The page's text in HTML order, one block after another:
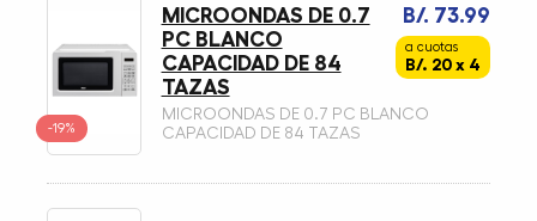
-19%
B/. 73.99
a cuotas
B/. 20 x 4
MICROONDAS DE 0.7
PC BLANCO
CAPACIDAD DE 84
TAZAS
MICROONDAS DE 0.7 PC BLANCO
CAPACIDAD DE 84 TAZAS